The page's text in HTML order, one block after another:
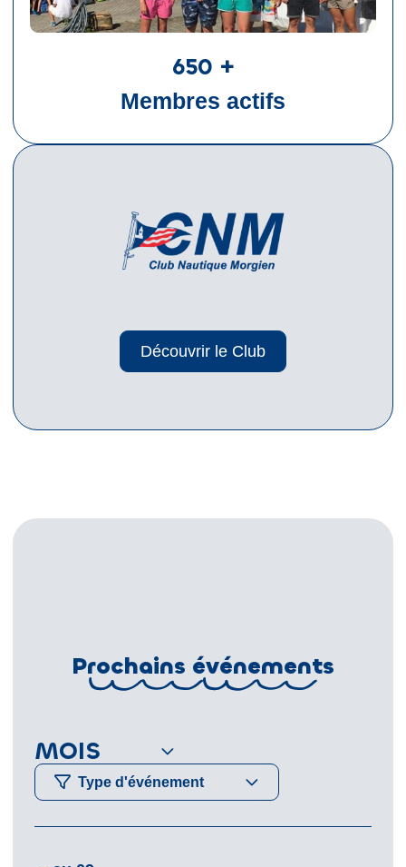
650 +
Membres actifs
Découvrir le Club
Prochains événements
MOIS
Type d'événement